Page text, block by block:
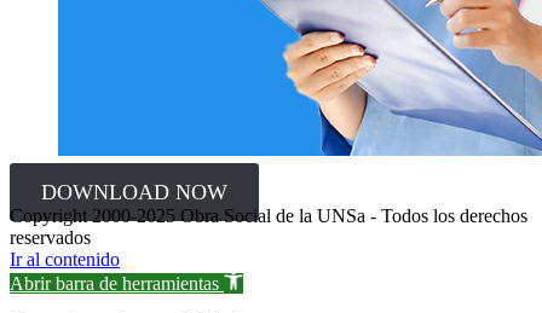
DOWNLOAD NOW
Copyright 2000-2025 Obra Social de la UNSa - Todos los derechos
reservados
Ir al contenido
Abrir barra de herramientas